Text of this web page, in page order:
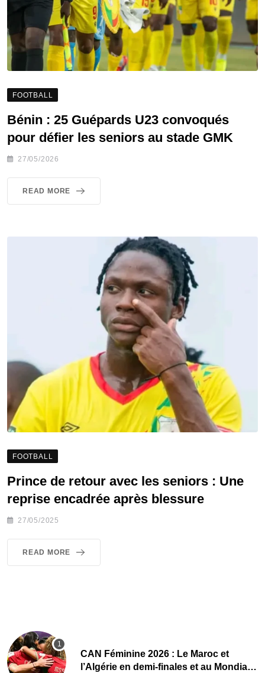
FOOTBALL
Bénin : 25 Guépards U23 convoqués
pour défier les seniors au stade GMK
27/05/2026
READ MORE
FOOTBALL
Prince de retour avec les seniors : Une
reprise encadrée après blessure
27/05/2025
READ MORE
CAN Féminine 2026 : Le Maroc et
l’Algérie en demi-finales et au Mondial